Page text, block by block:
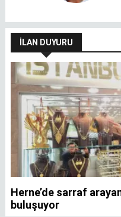
İLAN DUYURU
Herne’de sarraf
buluşuyor